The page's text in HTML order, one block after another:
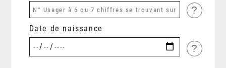
?
Date de naissance
?